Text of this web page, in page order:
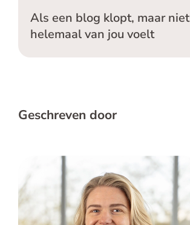
Als een blog klopt, maar niet
helemaal van jou voelt
Geschreven door